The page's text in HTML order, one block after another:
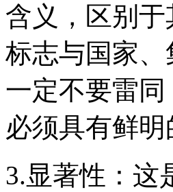
含义，区别
标志与国家
一定不要雷
必须具有鲜
3.显著性：这